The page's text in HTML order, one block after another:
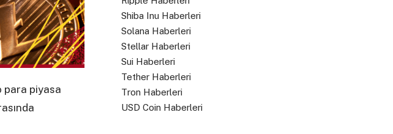
para piyasa
Shiba Inu Haberleri
Solana Haberleri
Stellar Haberleri
Sui Haberleri
Tether Haberleri
Tron Haberleri
USD Coin Haberleri